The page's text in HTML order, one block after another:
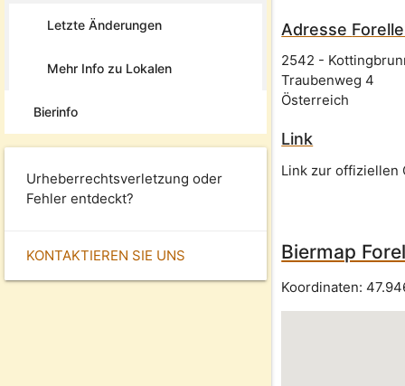
Letzte Änderungen
Mehr Info zu Lokalen
Bierinfo
Urheberrechtsverletzung oder
Fehler entdeckt?
KONTAKTIEREN SIE UNS
Adresse
2542 -
Traubenweg 4
Österreich
Link
Link zur offiziellen
Biermap
Koordinaten: